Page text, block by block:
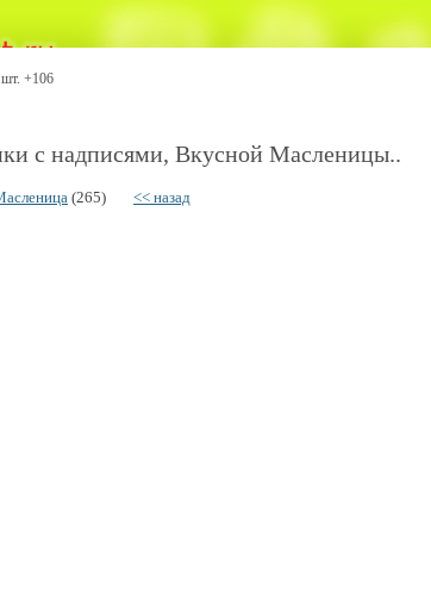
+106
с надписями, Вкусной Масленицы..
(265) << назад